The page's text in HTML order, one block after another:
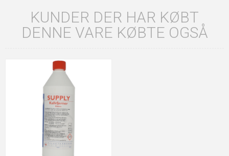
KUNDER DER HAR KØBT
DENNE VARE KØBTE OGSÅ